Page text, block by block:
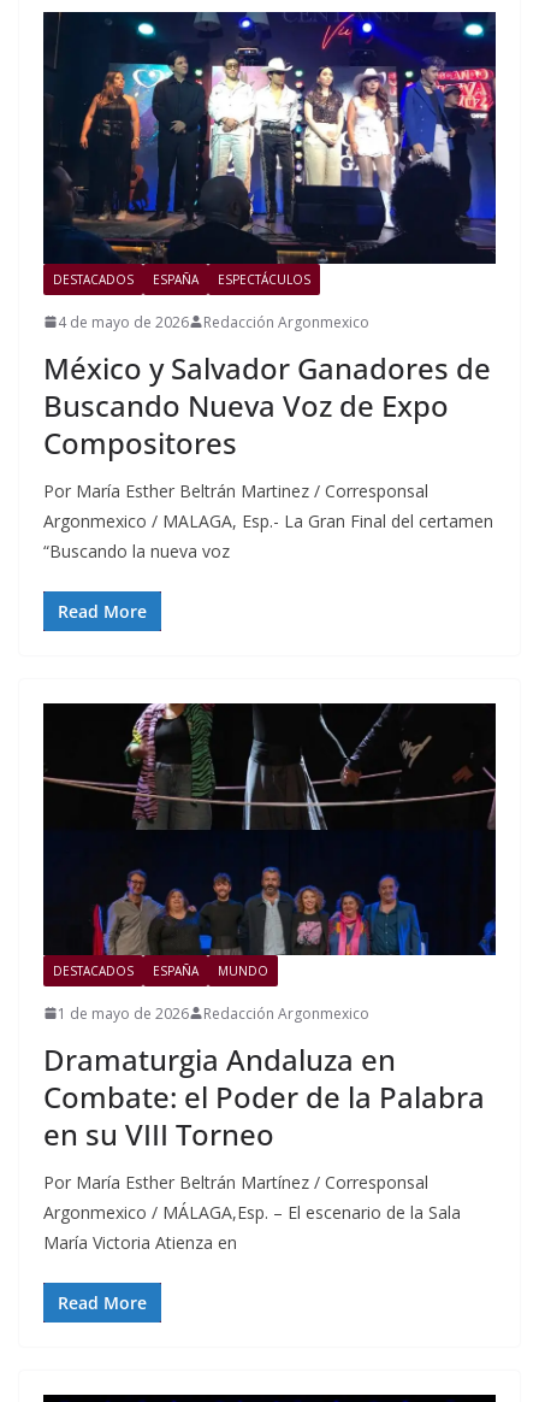
DESTACADOS ESPAÑA ESPECTÁCULOS
4 de mayo de 2026 Redacción Argonmexico
México y Salvador Ganadores de
Buscando Nueva Voz de Expo
Compositores
Por María Esther Beltrán Martinez / Corresponsal
Argonmexico / MALAGA, Esp.- La Gran Final del certamen
“Buscando la nueva voz
Read More
DESTACADOS ESPAÑA MUNDO
1 de mayo de 2026 Redacción Argonmexico
Dramaturgia Andaluza en
Combate: el Poder de la Palabra
en su VIII Torneo
Por María Esther Beltrán Martínez / Corresponsal
Argonmexico / MÁLAGA,Esp. – El escenario de la Sala
María Victoria Atienza en
Read More